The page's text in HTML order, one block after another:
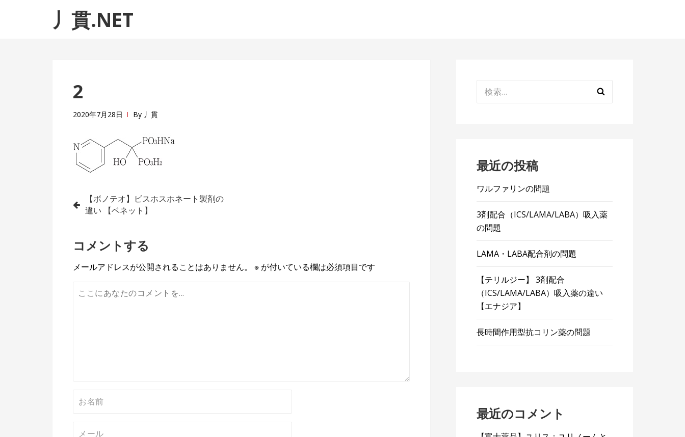
ゲ
テ丿貫.NET
2
2020年7月28日 By 丿貫
投
稿
ナ
ビ
ー
【ボノテオ】ビスホスホネート製剤の
違い 【ベネット】
コメントする
メールアドレスが公開されることはありません。 ※ が付いている欄は必須項目です
索:
最近の投稿
ワルファリンの問題
3剤配合（ICS/LAMA/LABA）吸入薬
の問題
LAMA・LABA配合剤の問題
【テリルジー】 3剤配合
（ICS/LAMA/LABA）吸入薬の違い
【エナジア】
長時間作用型抗コリン薬の問題
最近のコメント